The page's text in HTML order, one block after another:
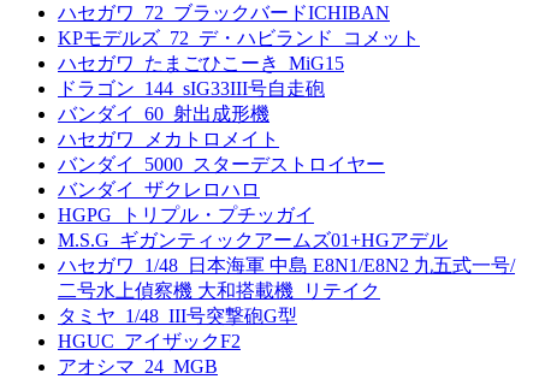
ハセガワ_72_ブラックバードICHIBAN
KPモデルズ_72_デ・ハビランド_コメット
ハセガワ_たまごひこーき_MiG15
ドラゴン_144_sIG33III号自走砲
バンダイ_60_射出成形機
ハセガワ_メカトロメイト
バンダイ_5000_スターデストロイヤー
バンダイ_ザクレロハロ
HGPG_トリプル・プチッガイ
M.S.G_ギガンティックアームズ01+HGアデル
ハセガワ_1/48_日本海軍 中島 E8N1/E8N2 九五式一号/
二号水上偵察機 大和搭載機_リテイク
タミヤ_1/48_III号突撃砲G型
HGUC_アイザックF2
アオシマ_24_MGB